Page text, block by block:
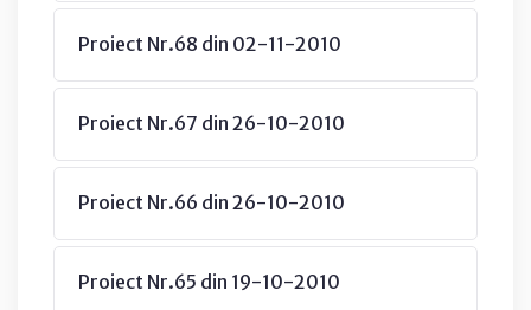
Proiect Nr.68 din 02-11-2010
Proiect Nr.67 din 26-10-2010
Proiect Nr.66 din 26-10-2010
Proiect Nr.65 din 19-10-2010